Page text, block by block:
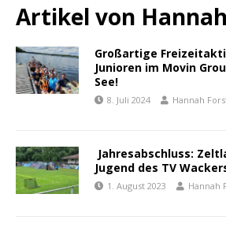
Artikel von
Großartige
Junioren im Movin
See!
8. Juli 2024 Hannah
Jahresabschluss:
Jugend des TV
1. August 2023 Hannah